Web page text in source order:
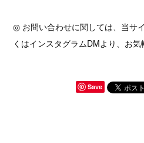
◎ お問い合わせに関しては、当サ
くはインスタグラムDMより、お気
Save